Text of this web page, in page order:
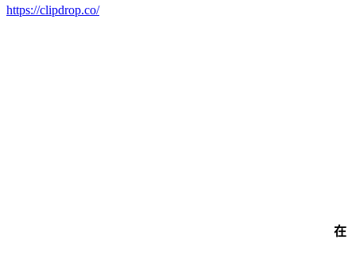
https://clipdrop.co/
在